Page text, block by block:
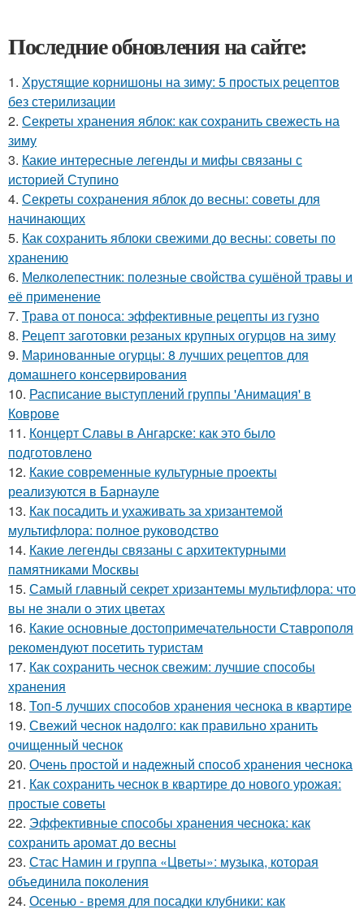
Последние обновления на сайте:
1. Хрустящие корнишоны на зиму: 5 простых рецептов
без стерилизации
2. Секреты хранения яблок: как сохранить свежесть на
зиму
3. Какие интересные легенды и мифы связаны с
историей Ступино
4. Секреты сохранения яблок до весны: советы для
начинающих
5. Как сохранить яблоки свежими до весны: советы по
хранению
6. Мелколепестник: полезные свойства сушёной травы и
её применение
7. Трава от поноса: эффективные рецепты из гузно
8. Рецепт заготовки резаных крупных огурцов на зиму
9. Маринованные огурцы: 8 лучших рецептов для
домашнего консервирования
10. Расписание выступлений группы 'Анимация' в
Коврове
11. Концерт Славы в Ангарске: как это было
подготовлено
12. Какие современные культурные проекты
реализуются в Барнауле
13. Как посадить и ухаживать за хризантемой
мультифлора: полное руководство
14. Какие легенды связаны с архитектурными
памятниками Москвы
15. Самый главный секрет хризантемы мультифлора: что
вы не знали о этих цветах
16. Какие основные достопримечательности Ставрополя
рекомендуют посетить туристам
17. Как сохранить чеснок свежим: лучшие способы
хранения
18. Топ-5 лучших способов хранения чеснока в квартире
19. Свежий чеснок надолго: как правильно хранить
очищенный чеснок
20. Очень простой и надежный способ хранения чеснока
21. Как сохранить чеснок в квартире до нового урожая:
простые советы
22. Эффективные способы хранения чеснока: как
сохранить аромат до весны
23. Стас Намин и группа «Цветы»: музыка, которая
объединила поколения
24. Осенью - время для посадки клубники: как